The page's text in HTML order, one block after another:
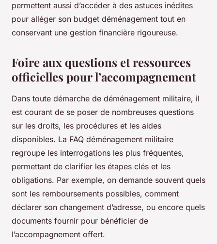
permettent aussi d’accéder à des astuces inédites
pour alléger son budget déménagement tout en
conservant une gestion financière rigoureuse.
Foire aux questions et ressources
officielles pour l’accompagnement
Dans toute démarche de déménagement militaire, il
est courant de se poser de nombreuses questions
sur les droits, les procédures et les aides
disponibles. La FAQ déménagement militaire
regroupe les interrogations les plus fréquentes,
permettant de clarifier les étapes clés et les
obligations. Par exemple, on demande souvent quels
sont les remboursements possibles, comment
déclarer son changement d’adresse, ou encore quels
documents fournir pour bénéficier de
l’accompagnement offert.